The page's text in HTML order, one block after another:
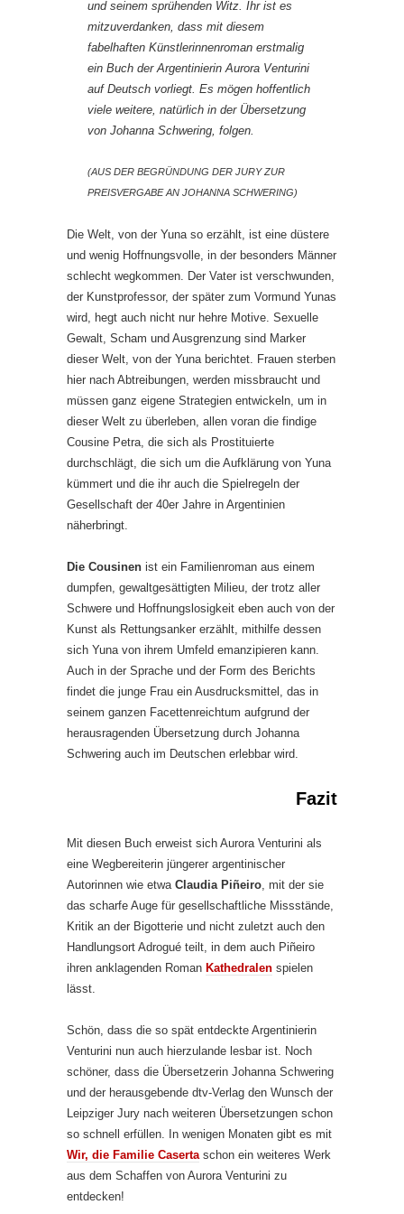
und seinem sprühenden Witz. Ihr ist es
mitzuverdanken, dass mit diesem
fabelhaften Künstlerinnenroman erstmalig
ein Buch der Argentinierin Aurora Venturini
auf Deutsch vorliegt. Es mögen hoffentlich
viele weitere, natürlich in der Übersetzung
von Johanna Schwering, folgen.
(AUS DER BEGRÜNDUNG DER JURY ZUR
PREISVERGABE AN JOHANNA SCHWERING)
Die Welt, von der Yuna so erzählt, ist eine düstere
und wenig Hoffnungsvolle, in der besonders Männer
schlecht wegkommen. Der Vater ist verschwunden,
der Kunstprofessor, der später zum Vormund Yunas
wird, hegt auch nicht nur hehre Motive. Sexuelle
Gewalt, Scham und Ausgrenzung sind Marker
dieser Welt, von der Yuna berichtet. Frauen sterben
hier nach Abtreibungen, werden missbraucht und
müssen ganz eigene Strategien entwickeln, um in
dieser Welt zu überleben, allen voran die findige
Cousine Petra, die sich als Prostituierte
durchschlägt, die sich um die Aufklärung von Yuna
kümmert und die ihr auch die Spielregeln der
Gesellschaft der 40er Jahre in Argentinien
näherbringt.
Die Cousinen ist ein Familienroman aus einem
dumpfen, gewaltgesättigten Milieu, der trotz aller
Schwere und Hoffnungslosigkeit eben auch von der
Kunst als Rettungsanker erzählt, mithilfe dessen
sich Yuna von ihrem Umfeld emanzipieren kann.
Auch in der Sprache und der Form des Berichts
findet die junge Frau ein Ausdrucksmittel, das in
seinem ganzen Facettenreichtum aufgrund der
herausragenden Übersetzung durch Johanna
Schwering auch im Deutschen erlebbar wird.
Fazit
Mit diesen Buch erweist sich Aurora Venturini als
eine Wegbereiterin jüngerer argentinischer
Autorinnen wie etwa Claudia Piñeiro , mit der sie
das scharfe Auge für gesellschaftliche Missstände,
Kritik an der Bigotterie und nicht zuletzt auch den
Handlungsort Adrogué teilt, in dem auch Piñeiro
ihren anklagenden Roman Kathedralen spielen
lässt.
Schön, dass die so spät entdeckte Argentinierin
Venturini nun auch hierzulande lesbar ist. Noch
schöner, dass die Übersetzerin Johanna Schwering
und der herausgebende dtv-Verlag den Wunsch der
Leipziger Jury nach weiteren Übersetzungen schon
so schnell erfüllen. In wenigen Monaten gibt es mit
Wir, die Familie Caserta schon ein weiteres Werk
aus dem Schaffen von Aurora Venturini zu
entdecken!